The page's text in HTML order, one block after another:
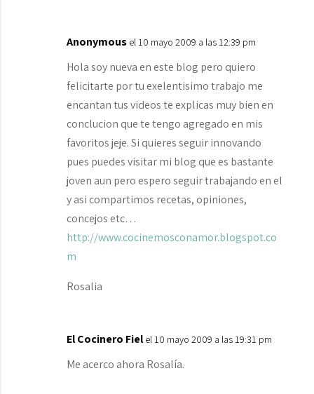
Anonymous el 10 mayo 2009 a las 12:39 pm
Hola soy nueva en este blog pero quiero
felicitarte por tu exelentisimo trabajo me
encantan tus videos te explicas muy bien en
conclucion que te tengo agregado en mis
favoritos jeje. Si quieres seguir innovando
pues puedes visitar mi blog que es bastante
joven aun pero espero seguir trabajando en el
y asi compartimos recetas, opiniones,
concejos etc…
http://www.cocinemosconamor.blogspot.co
m
Rosalia
El Cocinero Fiel el 10 mayo 2009 a las 19:31 pm
Me acerco ahora Rosalía.